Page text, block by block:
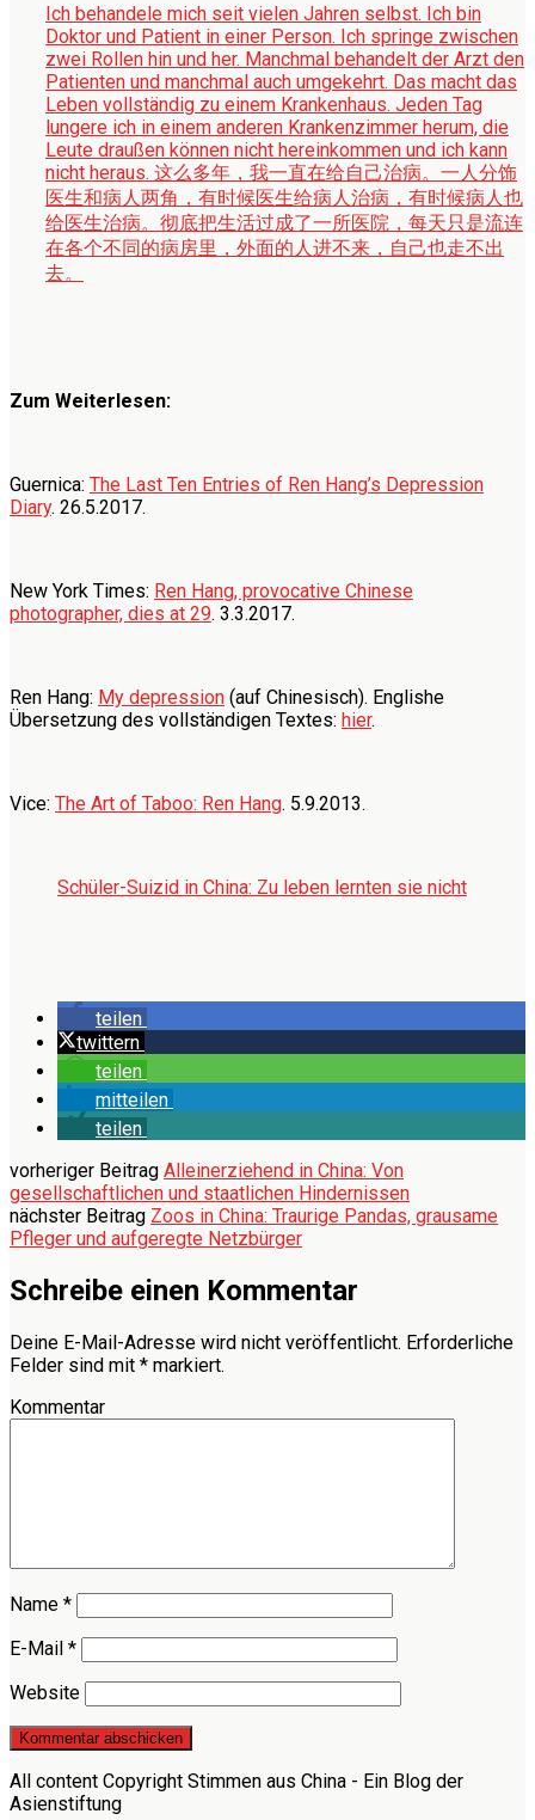
Ich behandele mich seit vielen Jahren selbst. Ich bin
Doktor und Patient in einer Person. Ich springe zwischen
zwei Rollen hin und her. Manchmal behandelt der Arzt den
Patienten und manchmal auch umgekehrt. Das macht das
Leben vollständig zu einem Krankenhaus. Jeden Tag
lungere ich in einem anderen Krankenzimmer herum, die
Leute draußen können nicht hereinkommen und ich kann
nicht heraus. 这么多年，我一直在给自己治病。一人分饰
医生和病人两角，有时候医生给病人治病，有时候病人也
给医生治病。彻底把生活过成了一所医院，每天只是流连
在各个不同的病房里，外面的人进不来，自己也走不出
去。
Zum Weiterlesen:
Guernica: The Last Ten Entries of Ren Hang’s Depression
Diary. 26.5.2017.
New York Times: Ren Hang, provocative Chinese
photographer, dies at 29. 3.3.2017.
Ren Hang: My depression (auf Chinesisch). Englishe
Übersetzung des vollständigen Textes: hier.
Vice: The Art of Taboo: Ren Hang. 5.9.2013.
Schüler-Suizid in China: Zu leben lernten sie nicht
teilen
twittern
teilen
mitteilen
teilen
vorheriger Beitrag Alleinerziehend in China: Von
gesellschaftlichen und staatlichen Hindernissen
nächster Beitrag Zoos in China: Traurige Pandas, grausame
Pfleger und aufgeregte Netzbürger
Schreibe einen Kommentar
Deine E-Mail-Adresse wird nicht veröffentlicht. Erforderliche
Felder sind mit * markiert.
Kommentar
Name *
E-Mail *
Website
All content Copyright Stimmen aus China - Ein Blog der
Asienstiftung